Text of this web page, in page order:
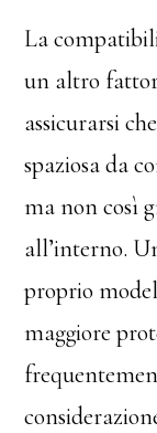
La
un altro
assicurarsi
spaziosa da
ma non così
all’interno.
proprio
maggiore